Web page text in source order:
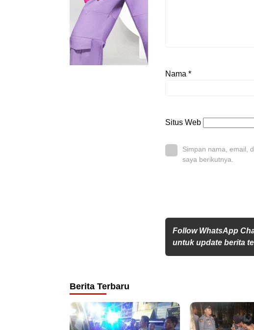
Nama *
Situs Web
Simpan nama, email,
saya berikutnya.
Follow WhatsApp
untuk update berita
Berita Terbaru